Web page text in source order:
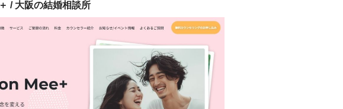
/ 大阪の結婚相談所